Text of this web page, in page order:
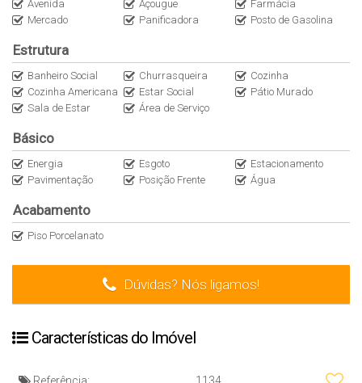
Avenida Açougue
Farmácia
Mercado
Panificadora Posto de Gasolina
Estrutura
Banheiro Social Churrasqueira
Cozinha
Cozinha Americana
Estar Social
Pátio Murado
Sala de Estar
Área de Serviço
Básico
Energia Esgoto
Estacionamento
Pavimentação
Posição Frente Água
Acabamento
Piso Porcelanato
Dúvidas? Nós ligamos!
Características do Imóvel